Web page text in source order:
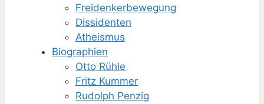
Freidenker­bewegung
Dissidenten
Atheismus
Biographien
Otto Rühle
Fritz Kummer
Rudolph Penzig